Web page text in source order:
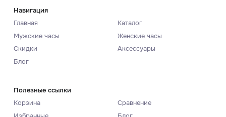
Навигация
Главная
Каталог
Мужские часы
Женские часы
Скидки
Аксессуары
Блог
Полезные ссылки
Корзина
Сравнение